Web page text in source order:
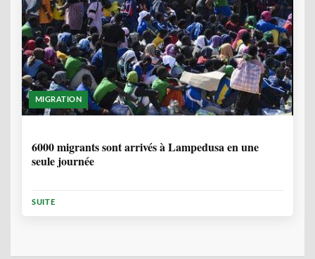
MIGRATION
6000 migrants sont arrivés à Lampedusa en une
seule journée
SUITE